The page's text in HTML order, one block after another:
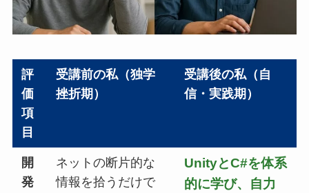
評
価
項
目
受講前の私（独学
挫折期）
受講後の私（自
信・実践期）
開
発
ネットの断片的な
情報を拾うだけで
UnityとC#を体系
的に学び、自力